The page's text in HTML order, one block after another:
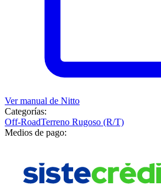
Ver manual de Nitto
Categorías:
Off-RoadTerreno Rugoso (R/T)
Medios de pago: